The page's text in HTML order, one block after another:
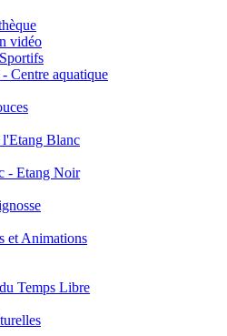
vidéo
Centre aquatique
l'Etang Blanc
- Etang Noir
et Animations
Temps Libre